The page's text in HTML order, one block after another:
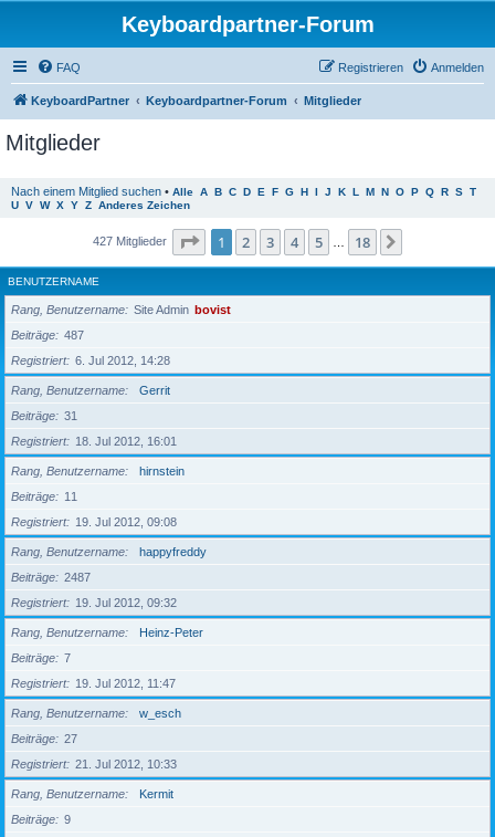
Keyboardpartner-Forum
FAQ Anmelden
Registrieren
KeyboardPartner Keyboardpartner-Forum Mitglieder
Mitglieder
Nach einem Mitglied suchen • Alle A B C D E F G H I J K L M N O P Q R S T
U V W X Y Z Anderes Zeichen
427 Mitglieder Seite 1von 18
1 2 3 4 5 18
BENUTZERNAME
Rang, Benutzername Site Admin bovist
Beiträge
487
Registriert
6. Jul 2012, 14:28
Rang, Benutzername
Gerrit
Beiträge
31
Registriert
18. Jul 2012, 16:01
Rang, Benutzername
hirnstein
Beiträge
11
Registriert
19. Jul 2012, 09:08
Rang, Benutzername
happyfreddy
Beiträge
2487
Registriert
19. Jul 2012, 09:32
Rang, Benutzername
Heinz-Peter
Beiträge
7
Registriert
19. Jul 2012, 11:47
Rang, Benutzername
w_esch
Beiträge
27
Registriert
21. Jul 2012, 10:33
Rang, Benutzername
Kermit
Beiträge
9